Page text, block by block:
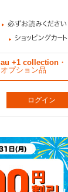
au +1 collection・
オプション品
ログイン